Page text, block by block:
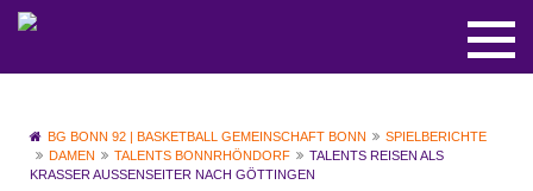
BG BONN 92 | BASKETBALL GEMEINSCHAFT BONN
SPIELBERICHTE
DAMEN
TALENTS BONNRHÖNDORF
TALENTS REISEN ALS
KRASSER AUSSENSEITER NACH GÖTTINGEN